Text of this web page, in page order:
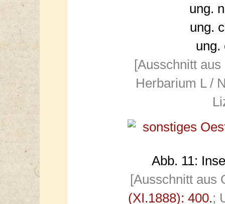
ung.
ung.
ung.
[Ausschnitt
Herbarium L /
Abb. 11:
[Ausschnitt aus
(XI.1888): 400.;